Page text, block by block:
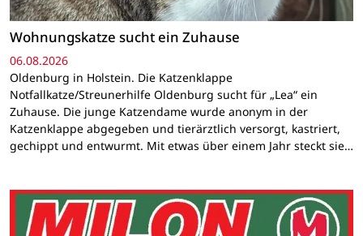
Wohnungskatze sucht ein Zuhause
06.08.2026
Oldenburg in Holstein. Die Katzenklappe
Notfallkatze/Streunerhilfe Oldenburg sucht für „Lea“ ein
Zuhause. Die junge Katzendame wurde anonym in der
Katzenklappe abgegeben und tierärztlich versorgt, kastriert,
gechippt und entwurmt. Mit etwas über einem Jahr steckt sie…